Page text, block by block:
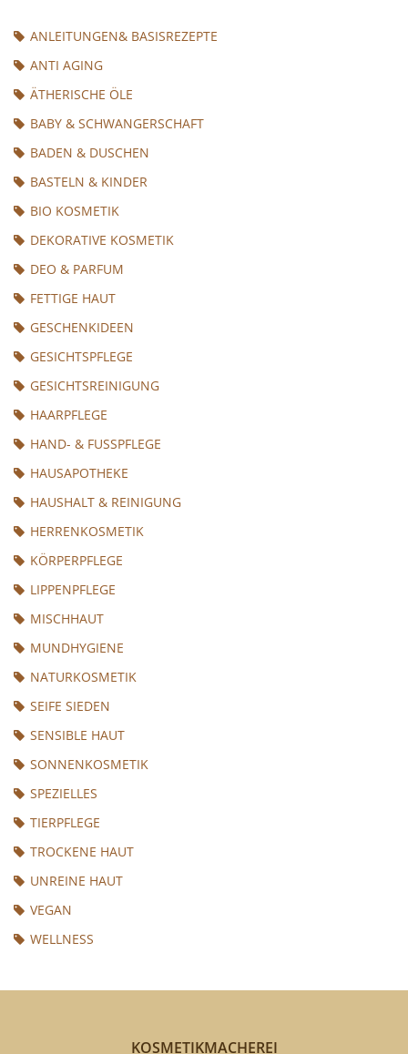
ANLEITUNGEN& BASISREZEPTE
ANTI AGING
ÄTHERISCHE ÖLE
BABY & SCHWANGERSCHAFT
BADEN & DUSCHEN
BASTELN & KINDER
BIO KOSMETIK
DEKORATIVE KOSMETIK
DEO & PARFUM
FETTIGE HAUT
GESCHENKIDEEN
GESICHTSPFLEGE
GESICHTSREINIGUNG
HAARPFLEGE
HAND- & FUSSPFLEGE
HAUSAPOTHEKE
HAUSHALT & REINIGUNG
HERRENKOSMETIK
KÖRPERPFLEGE
LIPPENPFLEGE
MISCHHAUT
MUNDHYGIENE
NATURKOSMETIK
SEIFE SIEDEN
SENSIBLE HAUT
SONNENKOSMETIK
SPEZIELLES
TIERPFLEGE
TROCKENE HAUT
UNREINE HAUT
VEGAN
WELLNESS
KOSMETIKMACHEREI